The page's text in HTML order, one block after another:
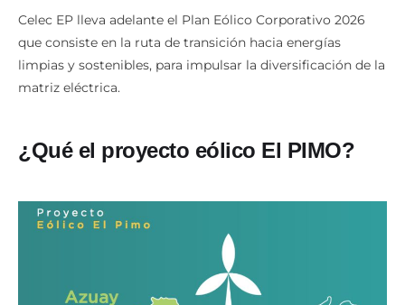
Celec EP lleva adelante el Plan Eólico Corporativo 2026
que consiste en la ruta de transición hacia energías
limpias y sostenibles, para impulsar la diversificación de la
matriz eléctrica.
¿Qué el proyecto eólico El PIMO?